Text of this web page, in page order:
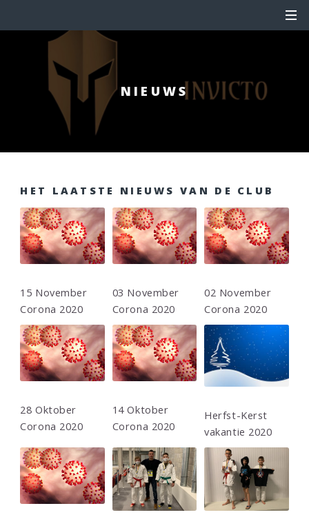
NIEUWS
HET LAATSTE NIEUWS VAN DE CLUB
15 November
Corona 2020
03 November
Corona 2020
02 November
Corona 2020
28 Oktober
Corona 2020
14 Oktober
Corona 2020
Herfst-Kerst
vakantie 2020